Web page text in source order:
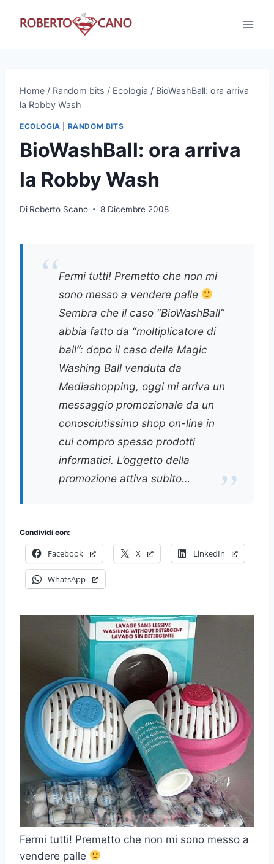
Home / Random bits / Ecologia / BioWashBall: ora arriva
la Robby Wash
ECOLOGIA RANDOM BITS
BioWashBall: ora arriva
la Robby Wash
Di Roberto Scano 8 Dicembre 2008
Fermi tutti! Premetto che non mi
sono messo a vendere palle
Sembra che il caso “BioWashBall”
abbia fatto da “moltiplicatore di
ball”: dopo il caso della Magic
Washing Ball venduta da
Mediashopping, oggi mi arriva un
messaggio promozionale da un
conosciutissimo shop on-line in
cui compro spesso prodotti
informatici. L’oggetto della
promozione attiva subito…
Condividi con:
Facebook X LinkedIn
WhatsApp
Fermi tutti! Premetto che non mi sono messo a
vendere palle